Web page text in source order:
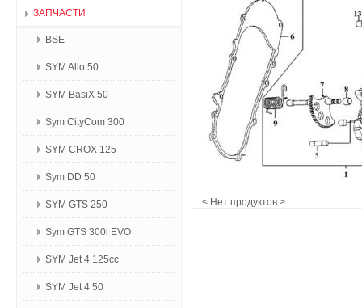
ЗАПЧАСТИ
BSE
SYM Allo 50
SYM BasiX 50
Sym CityCom 300
SYM CROX 125
Sym DD 50
SYM GTS 250
Sym GTS 300i EVO
SYM Jet 4 125сс
SYM Jet 4 50
< Нет продуктов >